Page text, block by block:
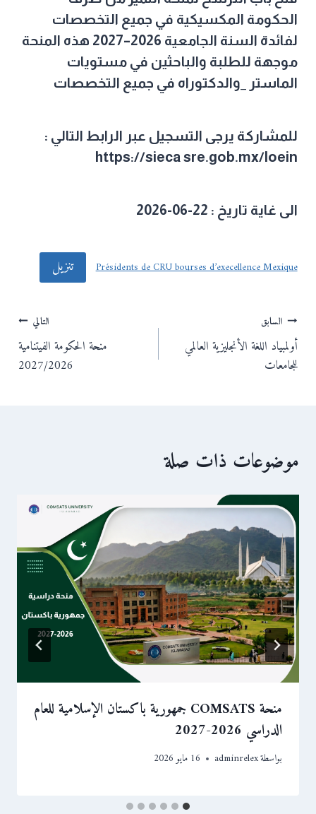
الحكومة المكسيكية في جميع التخصصات
لفائدة السنة الجامعية 2026–2027 هذه المنحة
موجهة للطلبة والباحثين في مستويات
الماستر _والدكتوراه في جميع التخصصات
للمشاركة يرجى التسجيل عبر الرابط التالي :
https://sieca sre.gob.mx/loein
الى غاية تاريخ : 22-06-2026
Présidents de CRU bourses d’execellence Mexique تنزيل
تصفّح
المقالات
السابق
أولمبياد اللغة الأنجليزية العالمي
للجامعات
التالي
منحة الحكومة الفيتنامية
2027/2026
موضوعات ذات صلة
منحة COMSATS جمهورية باكستان الإسلامية للعام
الدراسي 2026-2027
بواسطةadminrelex 16 مايو 2026